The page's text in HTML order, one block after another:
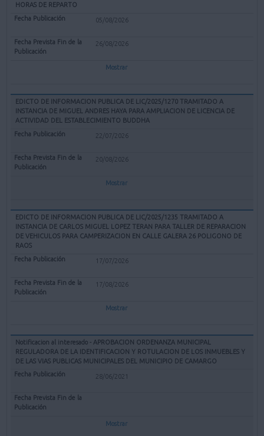
HORAS DE REPARTO
05/08/2026
26/08/2026
Mostrar
EDICTO DE INFORMACION PUBLICA DE LIC/2025/1270 TRAMITADO A
INSTANCIA DE MIGUEL ANDRES HAYA PARA AMPLIACION DE LICENCIA DE
ACTIVIDAD DEL ESTABLECIMIENTO BUDDHA
22/07/2026
20/08/2026
Mostrar
EDICTO DE INFORMACION PUBLICA DE LIC/2025/1235 TRAMITADO A
INSTANCIA DE CARLOS MIGUEL LOPEZ TERAN PARA TALLER DE REPARACION
DE VEHICULOS PARA CAMPERIZACION EN CALLE GALERA 26 POLIGONO DE
RAOS
17/07/2026
17/08/2026
Mostrar
Notificacion al interesado - APROBACION ORDENANZA MUNICIPAL
REGULADORA DE LA IDENTIFICACION Y ROTULACION DE LOS INMUEBLES Y
DE LAS VIAS PUBLICAS MUNICIPALES DEL MUNICIPIO DE CAMARGO
28/06/2021
Mostrar